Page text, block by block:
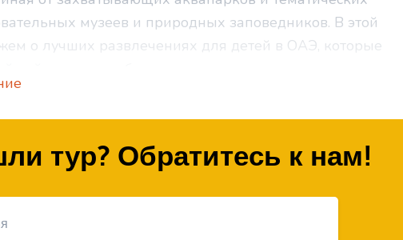
музеев и природных заповедников. В этой
о лучших развлечениях для детей в ОАЭ, которые
и прохладный отдых для всей семьи.
тур? Обратитесь к нам!